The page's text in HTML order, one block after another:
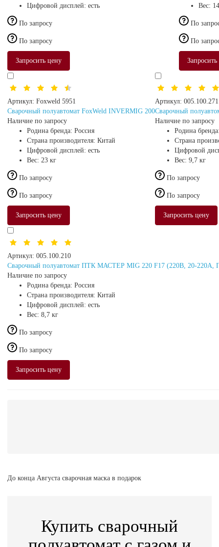
Цифровой дисплей: есть
По запросу
По запросу
Запросить цену
Вес:
По
По
Артикул: Foxweld 5951
Сварочный полуавтомат FoxWeld INVERMIG 200
Наличие по запросу
Родина бренда: Россия
Страна производителя: Китай
Цифровой дисплей: есть
Вес: 23 кг
По запросу
По запросу
Запросить цену
Артикул: 005.100.271
Сварочный
Наличие по запросу
Родина
Страна
Цифровой
Вес: 9,7 кг
По запросу
По запросу
Запросить цену
Артикул: 005.100.210
Сварочный полуавтомат ПТК МАСТЕР MIG 220 F17 (220В, 20-220А,
Наличие по запросу
Родина бренда: Россия
Страна производителя: Китай
Цифровой дисплей: есть
Вес: 8,7 кг
По запросу
По запросу
Запросить цену
До конца Августа сварочная маска в подарок
Купить сварочный